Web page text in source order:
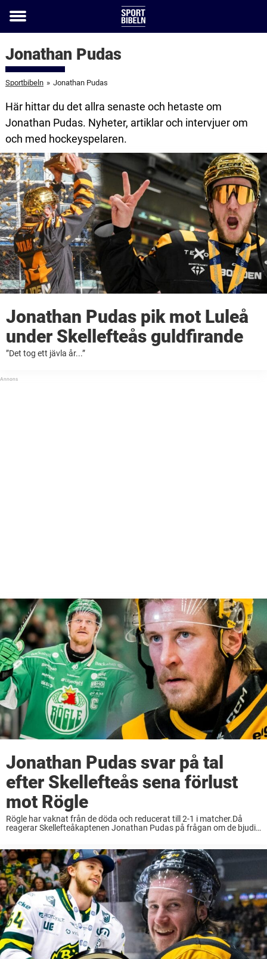
Toggle
Jonathan Pudas
Sportbibeln » Jonathan Pudas
Här hittar du det allra senaste och hetaste om
Jonathan Pudas. Nyheter, artiklar och intervjuer om
och med hockeyspelaren.
Jonathan Pudas pik mot Luleå
under Skellefteås guldfirande
”Det tog ett jävla år...”
Jonathan Pudas svar på tal
efter Skellefteås sena förlust
mot Rögle
Rögle har vaknat från de döda och reducerat till 2-1 i matcher.Då
reagerar Skellefteåkaptenen Jonathan Pudas på frågan om de bjudit